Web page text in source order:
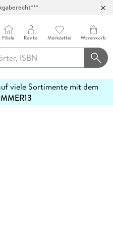
Filiale Konto Merkzettel Warenkorb
viele Sortimente mit dem